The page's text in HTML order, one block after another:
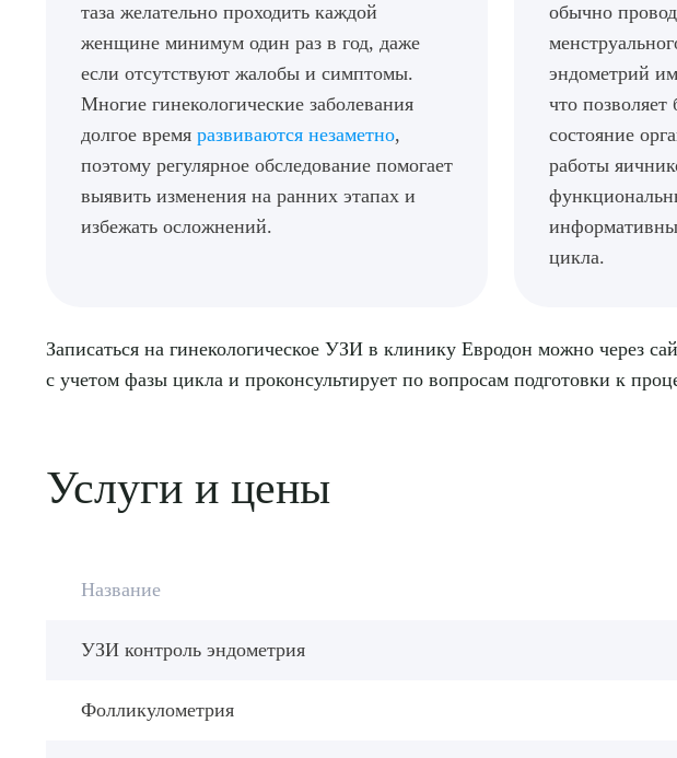
таза желательно проходить каждой
женщине минимум один раз в год, даже
если отсутствуют жалобы и симптомы.
Многие гинекологические заболевания
долгое время развиваются незаметно,
поэтому регулярное обследование помогает
выявить изменения на ранних этапах и
избежать осложнений.
обычно
эндометрий
что позволяет
состояние
работы
цикла.
Записаться на гинекологическое УЗИ в клинику Евродон можно через
с учетом фазы цикла и проконсультирует по вопросам подготовки к
Услуги и цены
Название
УЗИ контроль эндометрия
Фолликулометрия
ОТПРАВИТЬ Я